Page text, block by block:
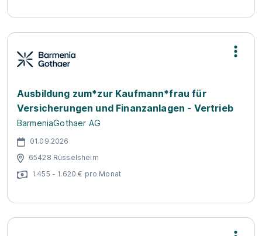
Ausbildung zum*zur Kaufmann*frau für
Versicherungen und Finanzanlagen - Vertrieb
BarmeniaGothaer AG
01.09.2026
65428 Rüsselsheim
1.455 - 1.620 € pro Monat